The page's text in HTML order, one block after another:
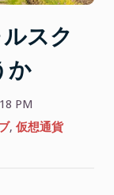
スク
か
PM
, 仮想通貨